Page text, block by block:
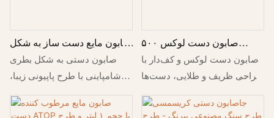
صابون مایع دست ساز به شکل
بطری شامپاین با گره تزئینی
صابون دستی به شکل بطری
شامپاینی با طرح پاپیونی زیبا،
ضمن تمیز کردن و طراوت
بخشیدن به دست‌ها، جلوه‌ای
صابون دست لوکس ۵۰۰
میلی‌لیتری با طرح برگ طلایی
- مایع دستشویی کف‌دار زیبا
صابون دست لوکس و کف‌دار با
طراحی ظریف و طلایی، دست‌ها
را به آرامی تمیز می‌کند و در عین
حال به حمام‌ها و آشپزخانه‌ها